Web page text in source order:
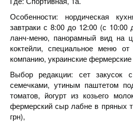
Особенности: нордическая
завтраки с 8:00 до 12:00 (с
ланч-меню, панорамный вид на
коктейли, специальное меню
компанию, украинские
Выбор редакции: сет закусок
семечками, утиным паштетом
томатов, йогурт из козьего
фермерский сыр лабне в пряных
грн),